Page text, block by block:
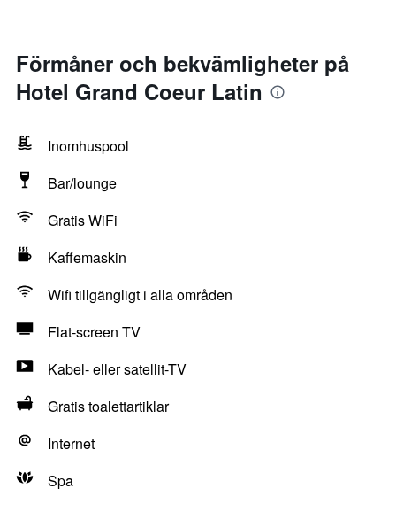
Förmåner och bekvämligheter på
Hotel Grand Coeur Latin
Inomhuspool
Bar/lounge
Gratis WiFi
Kaffemaskin
Wifi tillgängligt i alla områden
Flat-screen TV
Kabel- eller satellit-TV
Gratis toalettartiklar
Internet
Spa